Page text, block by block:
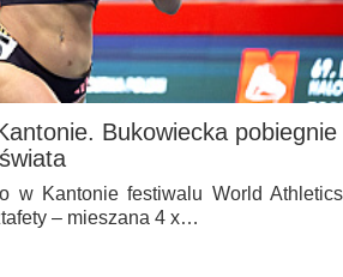
Bukowiecka pobiegnie
w Kantonie festiwalu World Athletics
– mieszana 4 x…